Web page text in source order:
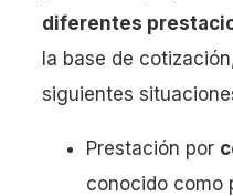
diferentes
la base de
siguientes
Prestación por
conocido como